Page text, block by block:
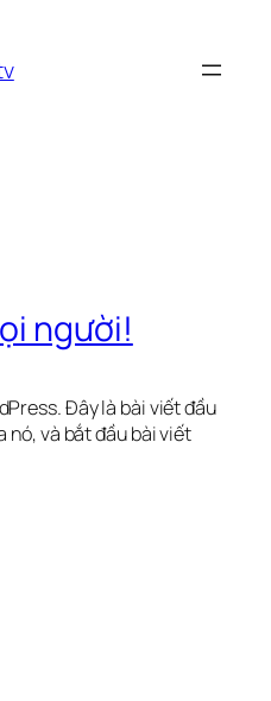
người!
Đây là bài viết đầu
nó, và bắt đầu bài viết